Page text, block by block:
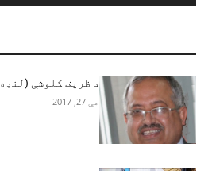
د ظریف کلوشې
مې 27, 2017